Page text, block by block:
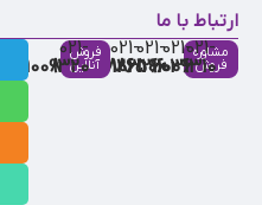
ارتباط با ما
مشاوره
فروش
021-
91009310
021-
86126036
021-
86126506
021-
88537803
فروش
آنلاین
021-
91009320